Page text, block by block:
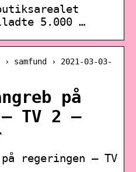
5.000 …
samfund › 2021-03-03-
på
TV 2 –
regeringen – TV